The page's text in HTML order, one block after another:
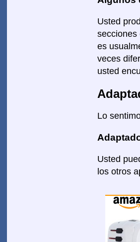
Usted
secciones
es
veces
usted
Lo
Usted
los otros